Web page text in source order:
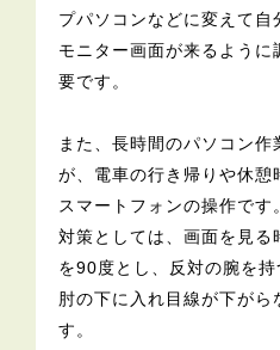
プパソコンなどに変えて自
モニター画面が来るよう
要です。
また、長時間のパソコン
が、電車の行き帰りや休憩
スマートフォンの操作です
対策としては、画面を見る
を90度とし、反対の腕を持
肘の下に入れ目線が下がら
す。